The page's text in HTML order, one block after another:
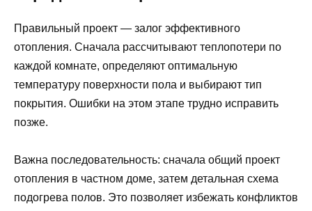
Правильный проект — залог эффективного
отопления. Сначала рассчитывают теплопотери по
каждой комнате, определяют оптимальную
температуру поверхности пола и выбирают тип
покрытия. Ошибки на этом этапе трудно исправить
позже.
Важна последовательность: сначала общий проект
отопления в частном доме, затем детальная схема
подогрева полов. Это позволяет избежать конфликтов